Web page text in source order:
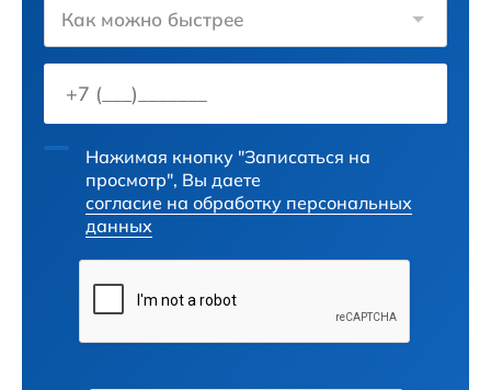
Как можно быстрее
Нажимая кнопку "Записаться на
просмотр", Вы даете
согласие на обработку персональных
данных